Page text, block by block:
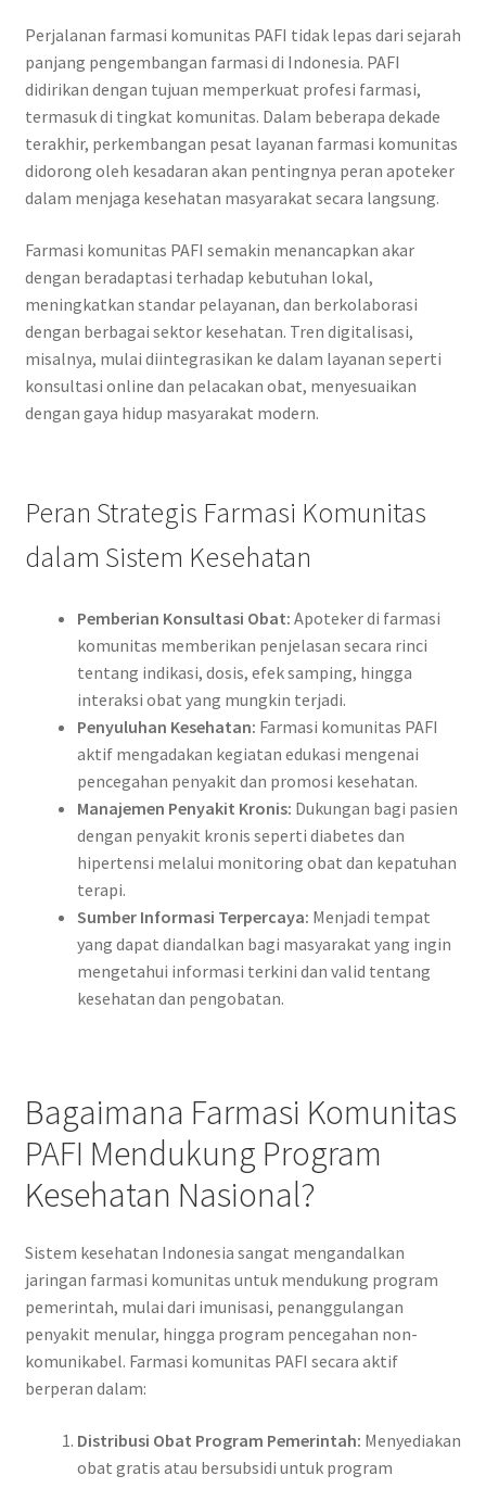
Perjalanan farmasi komunitas PAFI tidak lepas dari sejarah
panjang pengembangan farmasi di Indonesia. PAFI
didirikan dengan tujuan memperkuat profesi farmasi,
termasuk di tingkat komunitas. Dalam beberapa dekade
terakhir, perkembangan pesat layanan farmasi komunitas
didorong oleh kesadaran akan pentingnya peran apoteker
dalam menjaga kesehatan masyarakat secara langsung.
Farmasi komunitas PAFI semakin menancapkan akar
dengan beradaptasi terhadap kebutuhan lokal,
meningkatkan standar pelayanan, dan berkolaborasi
dengan berbagai sektor kesehatan. Tren digitalisasi,
misalnya, mulai diintegrasikan ke dalam layanan seperti
konsultasi online dan pelacakan obat, menyesuaikan
dengan gaya hidup masyarakat modern.
Peran Strategis Farmasi Komunitas
dalam Sistem Kesehatan
Pemberian Konsultasi Obat: Apoteker di farmasi
komunitas memberikan penjelasan secara rinci
tentang indikasi, dosis, efek samping, hingga
interaksi obat yang mungkin terjadi.
Penyuluhan Kesehatan: Farmasi komunitas PAFI
aktif mengadakan kegiatan edukasi mengenai
pencegahan penyakit dan promosi kesehatan.
Manajemen Penyakit Kronis: Dukungan bagi pasien
dengan penyakit kronis seperti diabetes dan
hipertensi melalui monitoring obat dan kepatuhan
terapi.
Sumber Informasi Terpercaya: Menjadi tempat
yang dapat diandalkan bagi masyarakat yang ingin
mengetahui informasi terkini dan valid tentang
kesehatan dan pengobatan.
Bagaimana Farmasi Komunitas
PAFI Mendukung Program
Kesehatan Nasional?
Sistem kesehatan Indonesia sangat mengandalkan
jaringan farmasi komunitas untuk mendukung program
pemerintah, mulai dari imunisasi, penanggulangan
penyakit menular, hingga program pencegahan non-
komunikabel. Farmasi komunitas PAFI secara aktif
berperan dalam:
Distribusi Obat Program Pemerintah: Menyediakan
obat gratis atau bersubsidi untuk program